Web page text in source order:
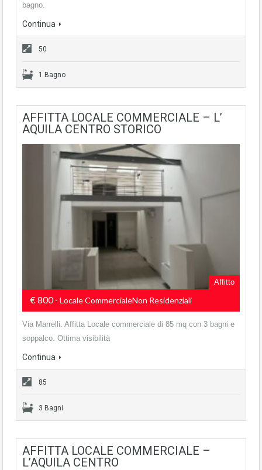
bagno.
Continua
50
1 Bagno
AFFITTA LOCALE COMMERCIALE – L’
AQUILA CENTRO STORICO
Affitto
€ 800- Locale CommercialeNon Residenziali
Via Marrelli. Affitta Locale commerciale di 85 mq con 3 bagni e
soppalco. Ottima visibilità
Continua
85
3 Bagni
AFFITTA LOCALE COMMERCIALE –
L’AQUILA CENTRO